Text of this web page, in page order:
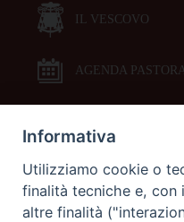
IL VESCOVO
AGENDA
DOCUMENTI
ORARI MESSE
Informativa
Utilizziamo cookie o
finalità tecniche e, con
altre finalità